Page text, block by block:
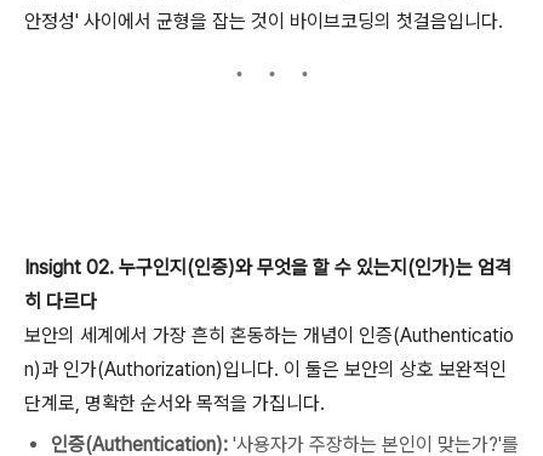
안정성' 사이에서 균형을 잡는 것이 바이브코딩의 첫걸음입니다.
Insight 02. 누구인지(인증)와 무엇을 할 수 있는지(인가)는 엄격
히 다르다
보안의 세계에서 가장 흔히 혼동하는 개념이 인증(Authenticatio
n)과 인가(Authorization)입니다. 이 둘은 보안의 상호 보완적인
단계로, 명확한 순서와 목적을 가집니다.
인증(Authentication): '사용자가 주장하는 본인이 맞는가?'를